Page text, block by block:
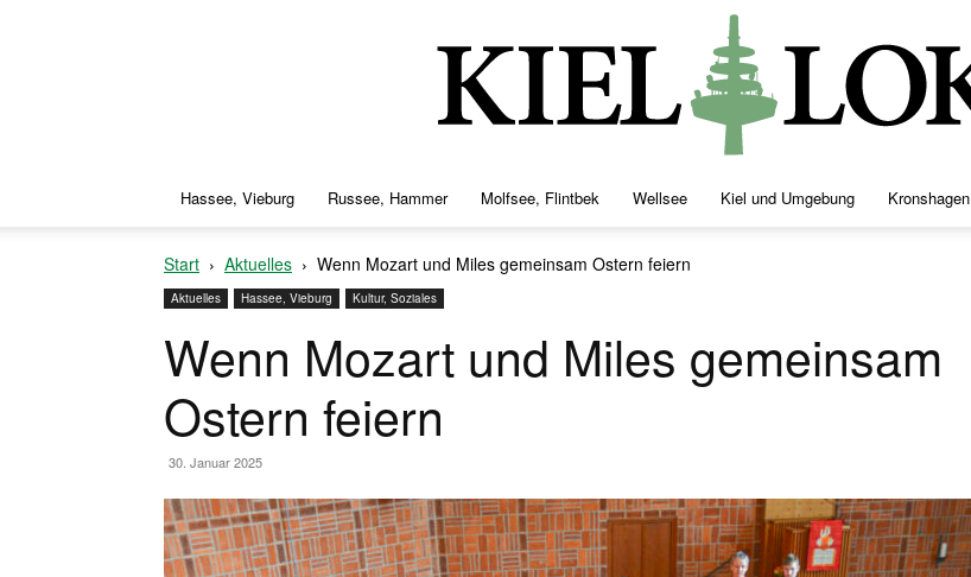
Hassee, Vieburg Russee, Hammer Molfsee, Flintbek Wellsee Kiel und Umgebung Kronshagen
Start Aktuelles Wenn Mozart und Miles gemeinsam Ostern feiern
Aktuelles Hassee, Vieburg Kultur, Soziales
Wenn Mozart und Miles gemeinsam
Ostern feiern
30. Januar 2025